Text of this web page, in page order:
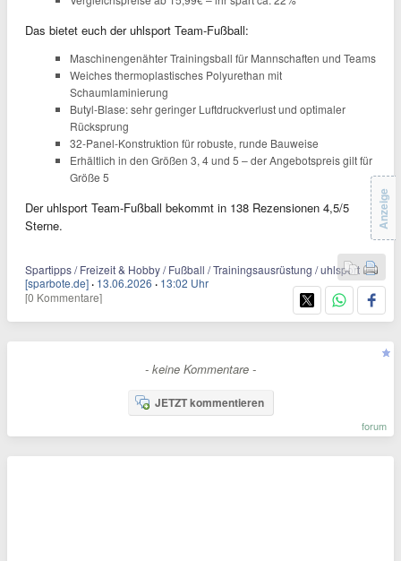
Das bietet euch der uhlsport Team-Fußball:
Maschinengenähter Trainingsball für Mannschaften und Teams
Weiches thermoplastisches Polyurethan mit
Schaumlaminierung
Butyl-Blase: sehr geringer Luftdruckverlust und optimaler
Rücksprung
32-Panel-Konstruktion für robuste, runde Bauweise
Erhältlich in den Größen 3, 4 und 5 – der Angebotspreis gilt für
Größe 5
Der uhlsport Team-Fußball bekommt in 138 Rezensionen 4,5/5
Sterne.
Spartipps / Freizeit & Hobby / Fußball / Trainingsausrüstung / uhlsport
[sparbote.de] · 13.06.2026 · 13:02 Uhr
[0 Kommentare]
Anzeige
- keine Kommentare -
JETZT kommentieren
forum